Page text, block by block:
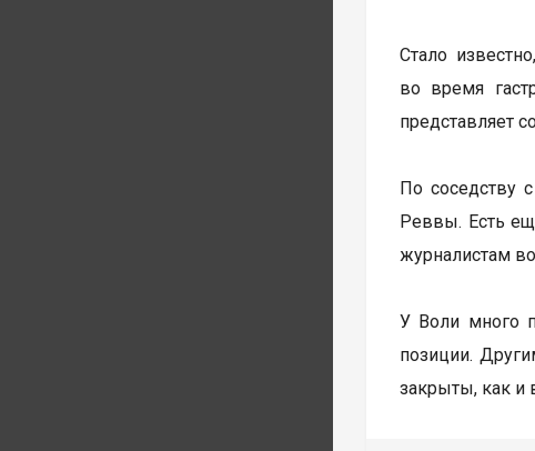
Стало
во время
представляет
По соседству
Реввы. Есть
журналистам
У Воли много
позиции.
закрыты, как и